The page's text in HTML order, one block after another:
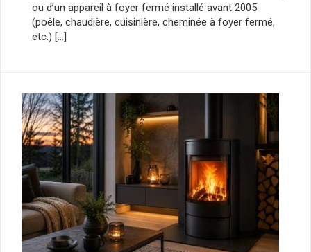
ou d’un appareil à foyer fermé installé avant 2005
(poêle, chaudière, cuisinière, cheminée à foyer fermé,
etc.) […]